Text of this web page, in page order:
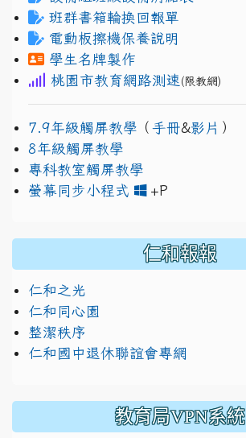
班群書箱輪換回報單
電動板擦機保養說明
學生名牌製作
桃園市教育網路測速 (限教網)
7.9年級觸屏教學 （ 手冊&影片 ）
8年級觸屏教學
專科教室觸屏教學
螢幕同步小程式
+P
仁和報報
仁和之光
仁和同心園
整潔秩序
仁和國中退休聯誼會專網
教育局VPN系統